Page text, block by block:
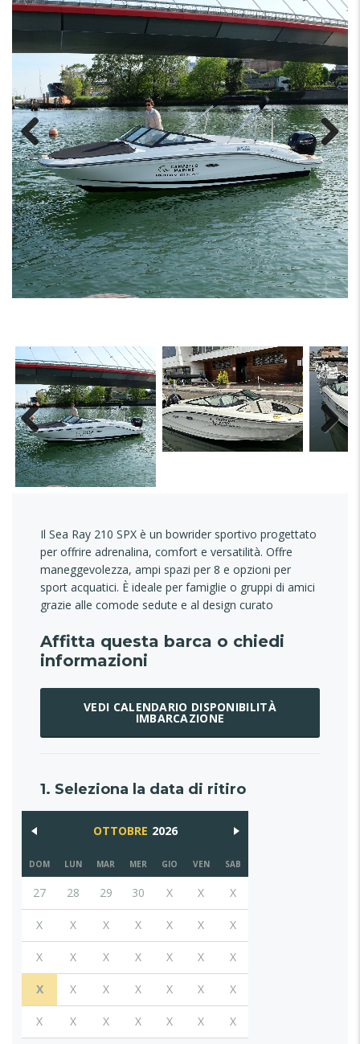
Il Sea Ray 210 SPX è un bowrider sportivo progettato
per offrire adrenalina, comfort e versatilità. Offre
maneggevolezza, ampi spazi per 8 e opzioni per
sport acquatici. È ideale per famiglie o gruppi di amici
grazie alle comode sedute e al design curato
Affitta questa barca o chiedi
informazioni
VEDI CALENDARIO DISPONIBILITÀ
IMBARCAZIONE
1. Seleziona la data di ritiro
OTTOBRE 2026
DOM LUN MAR MER GIO VEN SAB
27 28 29 30 X X X
X X X X X X X
X X X X X X X
X X X X X X X
X X X X X X X